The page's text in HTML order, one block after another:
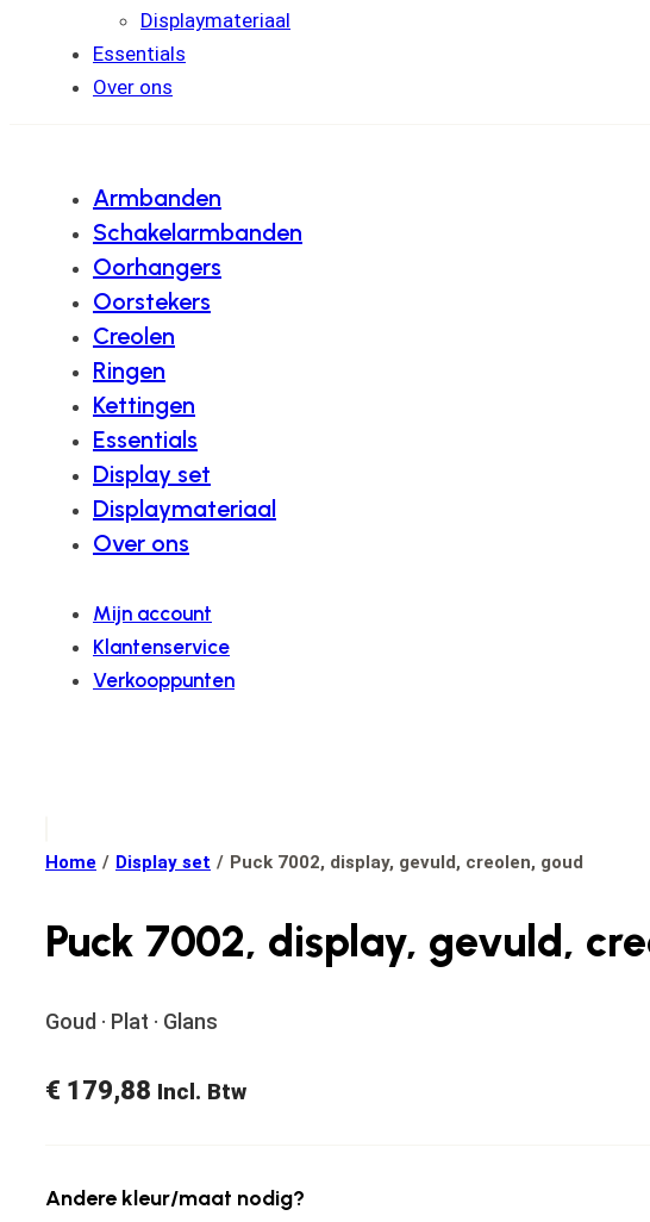
Displaymateriaal
Essentials
Over ons
Armbanden
Schakelarmbanden
Oorhangers
Oorstekers
Creolen
Ringen
Kettingen
Essentials
Display set
Displaymateriaal
Over ons
Mijn account
Klantenservice
Verkooppunten
Home / Display set / Puck 7002, display, gevuld, creolen, goud
Puck 7002, display, gevuld,
Goud · Plat · Glans
€ 179,88 Incl. Btw
Andere kleur/maat nodig?